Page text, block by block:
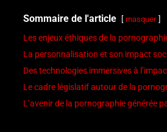
Sommaire de l'article masquer
Les enjeux éthiques de la
La personnalisation et son impact
Des technologies immersives à
Le cadre législatif autour de la
L’avenir de la pornographie générée